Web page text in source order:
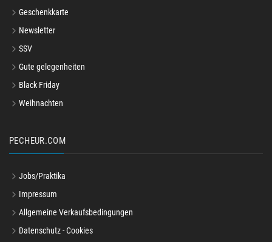
Geschenkkarte
Newsletter
SSV
Gute gelegenheiten
Black Friday
Weihnachten
PECHEUR.COM
Jobs/Praktika
Impressum
Allgemeine Verkaufsbedingungen
Datenschutz - Cookies